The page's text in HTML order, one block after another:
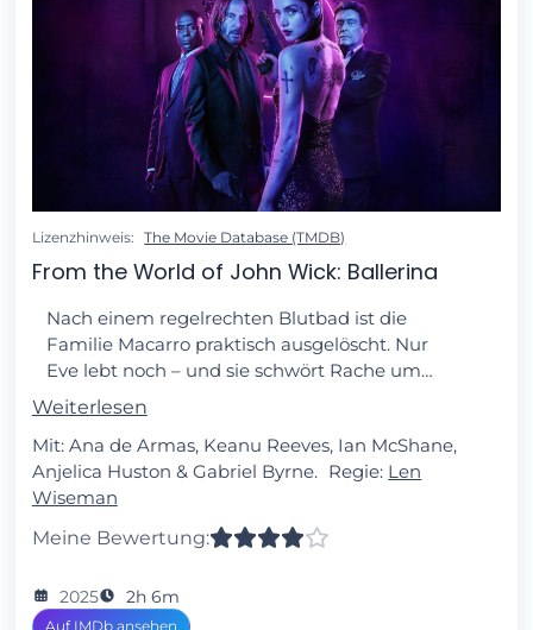
Lizenzhinweis: The Movie Database (TMDB)
From the World of John Wick: Ballerina
Nach einem regelrechten Blutbad ist die
Familie Macarro praktisch ausgelöscht. Nur
Eve lebt noch – und sie schwört Rache um
jeden Preis. Mit diesem Plan vor Augen
sucht sie Hilfe bei der Familie der Ruska-
Roma, um sich dort an einer Ballettschule
durch die Lehrerin Nogi zur kaltblütigen
Killerin ausbilden zu lassen und sich dann
auf die Suche nach denen zu machen, die
ihre eigene Familie auf dem Gewissen
der strengen Herrschaft der Direktorin ist
Weiterlesen
Mit: Ana de Armas, Keanu Reeves, Ian McShane,
Anjelica Huston & Gabriel Byrne. Regie: Len
Wiseman
Meine Bewertung:
2025 2h 6m
Auf IMDb ansehen